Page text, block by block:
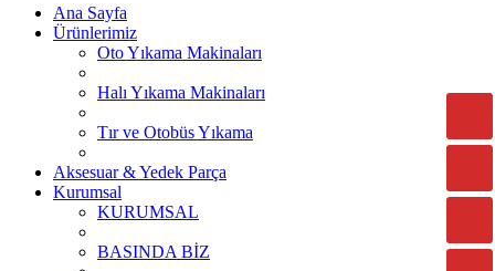
Ana Sayfa
Ürünlerimiz
Oto Yıkama Makinaları
Halı Yıkama Makinaları
Tır ve Otobüs Yıkama
Aksesuar & Yedek Parça
Kurumsal
KURUMSAL
BASINDA BİZ